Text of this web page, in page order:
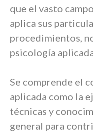
que el vasto
aplica sus
procedimientos,
psicología
Se comprende el
aplicada como la
técnicas y
general para